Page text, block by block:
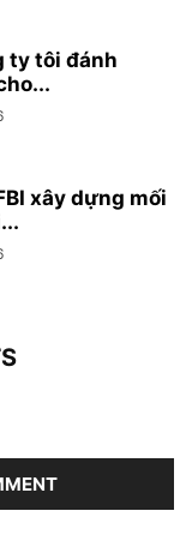
ty tôi đánh
xây dựng mối